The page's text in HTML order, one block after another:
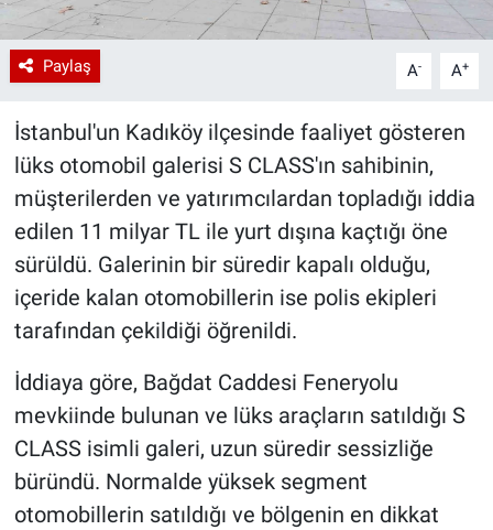
Paylaş A- A+
İstanbul'un Kadıköy ilçesinde faaliyet gösteren
lüks otomobil galerisi S CLASS'ın sahibinin,
müşterilerden ve yatırımcılardan topladığı iddia
edilen 11 milyar TL ile yurt dışına kaçtığı öne
sürüldü. Galerinin bir süredir kapalı olduğu,
içeride kalan otomobillerin ise polis ekipleri
tarafından çekildiği öğrenildi.
İddiaya göre, Bağdat Caddesi Feneryolu
mevkiinde bulunan ve lüks araçların satıldığı S
CLASS isimli galeri, uzun süredir sessizliğe
büründü. Normalde yüksek segment
otomobillerin satıldığı ve bölgenin en dikkat